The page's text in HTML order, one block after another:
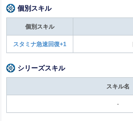
個別スキル
個別スキル
スタミナ急速回復+1
シリーズスキル
スキル名
-